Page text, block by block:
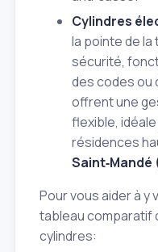
Cylindres
la pointe de
sécurité,
des codes ou
offrent une
flexible,
résidences
Saint‑Mandé
Pour vous aider à y
tableau comparatif
cylindres: